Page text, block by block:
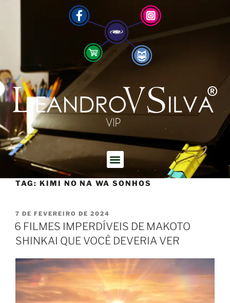
TAG: KIMI NO NA WA SONHOS
7 DE FEVEREIRO DE 2024
6 FILMES IMPERDÍVEIS DE MAKOTO
SHINKAI QUE VOCÊ DEVERIA VER